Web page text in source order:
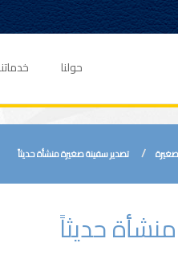
حولنا خدماتنا
تصدير سفينة صغيرة منشأة حديثاً
حديثاً